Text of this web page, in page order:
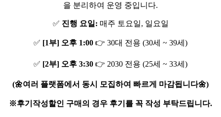
을 분리하여 운영 중입니다.
✅ 진행 요일: 매주 토요일, 일요일
✅ [1부] 오후 1:00 👉 30대 전용 (30세 ~ 39세)
✅ [2부] 오후 3:30 👉 2030 전용 (25세 ~ 33세)
(🌼여러 플랫폼에서 동시 모집하여 빠르게 마감됩니다🌼)
※후기작성할인 구매의 경우 후기를 꼭 작성 부탁드립니다.